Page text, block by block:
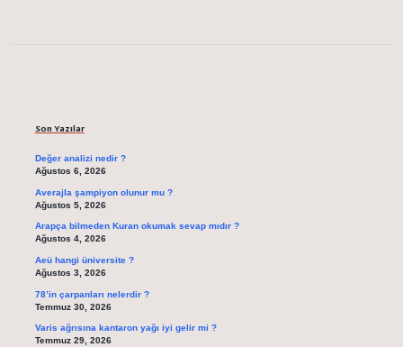
Son Yazılar
Değer analizi nedir ?
Ağustos 6, 2026
Averajla şampiyon olunur mu ?
Ağustos 5, 2026
Arapça bilmeden Kuran okumak sevap mıdır ?
Ağustos 4, 2026
Aeü hangi üniversite ?
Ağustos 3, 2026
78’in çarpanları nelerdir ?
Temmuz 30, 2026
Varis ağrısına kantaron yağı iyi gelir mi ?
Temmuz 29, 2026